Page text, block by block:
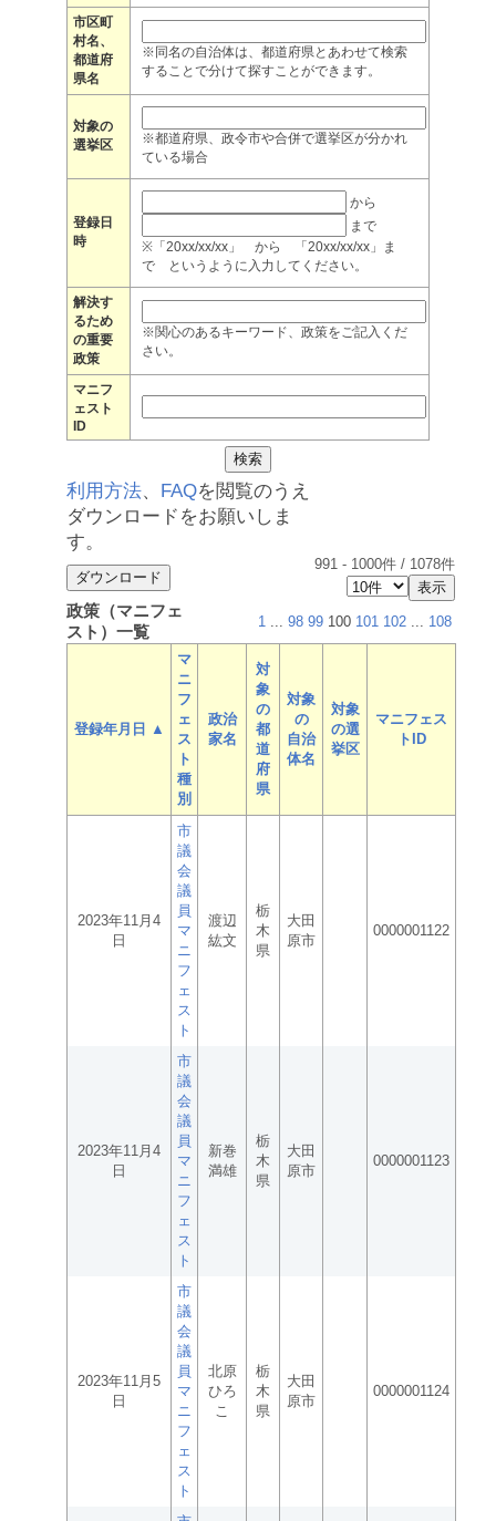
市区町
村名、
都道府
県名
※同名の自治体は、都道府県とあわせて検索
することで分けて探すことができます。
対象の
選挙区
※都道府県、政令市や合併で選挙区が分かれ
ている場合
登録日
時
から
まで
※「20xx/xx/xx」 から 「20xx/xx/xx」ま
で というように入力してください。
解決す
るため
の重要
政策
※関心のあるキーワード、政策をご記入くだ
さい。
マニフ
ェスト
ID
利用方法、 FAQを閲覧のうえ
ダウンロードをお願いしま
す。
991 - 1000件 / 1078件
政策（マニフェ
スト）一覧
1 ... 98 99 100 101 102 ... 108
登録年月日 ▲
マ
ニ
フ
ェ
ス
ト
種
別
政治
家名
対
象
の
都
道
府
県
対象
の
自治
体名
対象
の選
挙区
マニフェス
トID
2023年11月4
日
市
議
会
議
員
マ
ニ
フ
ェ
ス
ト
渡辺
紘文
栃
木
県
大田
原市
0000001122
2023年11月4
日
市
議
会
議
員
マ
ニ
フ
ェ
ス
ト
新巻
満雄
栃
木
県
大田
原市
0000001123
2023年11月5
日
市
議
会
議
員
マ
ニ
フ
ェ
ス
ト
北原
ひろ
こ
栃
木
県
大田
原市
0000001124